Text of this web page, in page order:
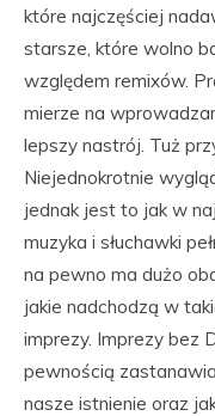
które najczęściej
starsze, które wolno
względem remixów.
mierze na
lepszy nastrój. Tuż
Niejednokrotnie
jednak jest to jak w
muzyka i słuchawki
na pewno ma dużo
jakie nadchodzą w
imprezy. Imprezy bez
pewnością
nasze istnienie oraz